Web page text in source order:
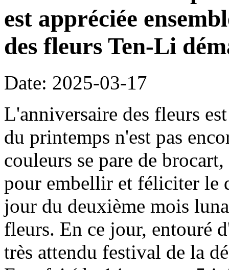
est appréciée
des fleurs Ten-Li
Date: 2025-03-17
L'anniversaire des fleurs
du printemps n'est pas
couleurs se pare de
pour embellir et féliciter le
jour du deuxième mois
fleurs. En ce jour, entouré
très attendu festival de la